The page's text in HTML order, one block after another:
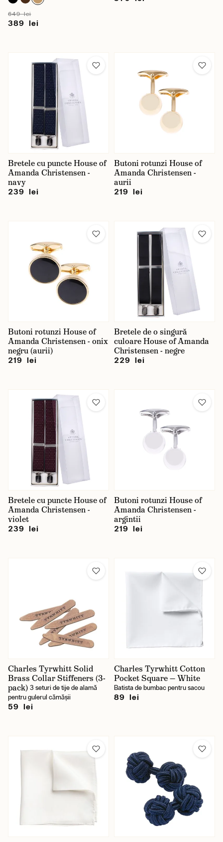
649 lei
389 lei
Bretele cu puncte House of
Amanda Christensen -
navy
239 lei
Butoni rotunzi House of
Amanda Christensen -
aurii
219 lei
Butoni rotunzi House of
Amanda Christensen - onix
negru (aurii)
219 lei
Bretele de o singură
culoare House of Amanda
Christensen - negre
229 lei
Bretele cu puncte House of
Amanda Christensen -
violet
239 lei
Butoni rotunzi House of
Amanda Christensen -
argintii
219 lei
Charles Tyrwhitt Solid
Brass Collar Stiffeners (3-
pack) 3 seturi de tije de alamă
pentru gulerul cămășii
59 lei
Charles Tyrwhitt Cotton
Pocket Square — White
Batista de bumbac pentru sacou
89 lei